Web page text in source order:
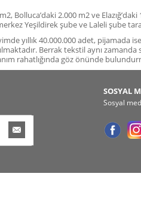
Bolluca’daki 2.000 m2 ve
Yeşildirek şube ve Laleli şube
yıllık 40.000.000 adet, pijamada
Berrak tekstil aynı
rahatlığında göz önünde
SOSYAL
Sosyal